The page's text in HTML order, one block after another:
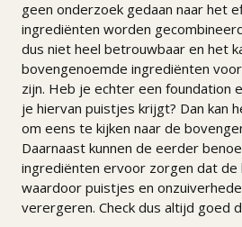
geen onderzoek gedaan naar het
ingrediënten worden
dus niet heel betrouwbaar en het
bovengenoemde ingrediënten
zijn. Heb je echter een foundation
je hiervan puistjes krijgt? Dan kan
om eens te kijken naar de
Daarnaast kunnen de eerder
ingrediënten ervoor zorgen dat
waardoor puistjes en
verergeren. Check dus altijd goed